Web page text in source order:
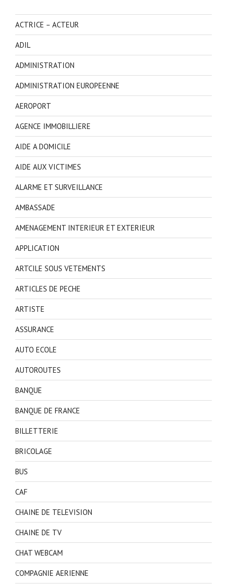
ACTRICE – ACTEUR
ADIL
ADMINISTRATION
ADMINISTRATION EUROPEENNE
AEROPORT
AGENCE IMMOBILLIERE
AIDE A DOMICILE
AIDE AUX VICTIMES
ALARME ET SURVEILLANCE
AMBASSADE
AMENAGEMENT INTERIEUR ET EXTERIEUR
APPLICATION
ARTCILE SOUS VETEMENTS
ARTICLES DE PECHE
ARTISTE
ASSURANCE
AUTO ECOLE
AUTOROUTES
BANQUE
BANQUE DE FRANCE
BILLETTERIE
BRICOLAGE
BUS
CAF
CHAINE DE TELEVISION
CHAINE DE TV
CHAT WEBCAM
COMPAGNIE AERIENNE